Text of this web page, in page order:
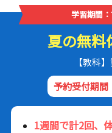
学習期間
夏の無料
【教科
予約受付期間
1週間で計2回、